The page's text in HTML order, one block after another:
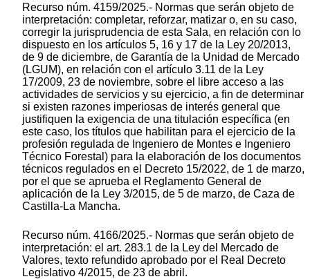
Recurso núm. 4159/2025.- Normas que serán objeto de
interpretación: completar, reforzar, matizar o, en su caso,
corregir la jurisprudencia de esta Sala, en relación con lo
dispuesto en los artículos 5, 16 y 17 de la Ley 20/2013,
de 9 de diciembre, de Garantía de la Unidad de Mercado
(LGUM), en relación con el artículo 3.11 de la Ley
17/2009, 23 de noviembre, sobre el libre acceso a las
actividades de servicios y su ejercicio, a fin de determinar
si existen razones imperiosas de interés general que
justifiquen la exigencia de una titulación específica (en
este caso, los títulos que habilitan para el ejercicio de la
profesión regulada de Ingeniero de Montes e Ingeniero
Técnico Forestal) para la elaboración de los documentos
técnicos regulados en el Decreto 15/2022, de 1 de marzo,
por el que se aprueba el Reglamento General de
aplicación de la Ley 3/2015, de 5 de marzo, de Caza de
Castilla-La Mancha.
Recurso núm. 4166/2025.- Normas que serán objeto de
interpretación: el art. 283.1 de la Ley del Mercado de
Valores, texto refundido aprobado por el Real Decreto
Legislativo 4/2015, de 23 de abril.